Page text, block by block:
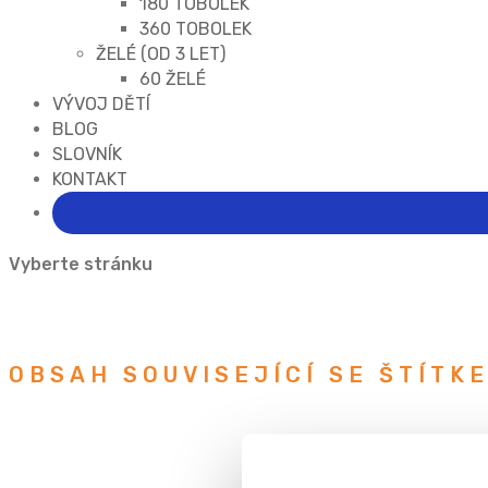
360 TOBOLEK
ŽELÉ (OD 3 LET)
60 ŽELÉ
VÝVOJ DĚTÍ
BLOG
SLOVNÍK
KONTAKT
Vyberte stránku
OBSAH SOUVISEJÍCÍ SE